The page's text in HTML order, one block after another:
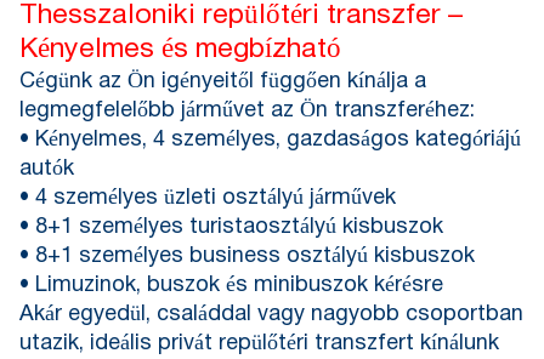
Thesszaloniki repülőtéri transzfer –
Kényelmes és megbízható
Cégünk az Ön igényeitől függően kínálja a
legmegfelelőbb járművet az Ön transzferéhez:
• Kényelmes, 4 személyes, gazdaságos kategóriájú
autók
• 4 személyes üzleti osztályú járművek
• 8+1 személyes turistaosztályú kisbuszok
• 8+1 személyes business osztályú kisbuszok
• Limuzinok, buszok és minibuszok kérésre
Akár egyedül, családdal vagy nagyobb csoportban
utazik, ideális privát repülőtéri transzfert kínálunk